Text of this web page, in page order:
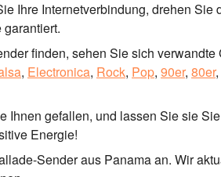
Ihre Internetverbindung, drehen
finden, sehen Sie sich
, Electronica, Rock, Pop, 90er, 80er,
Ihnen gefallen, und lassen Sie sie
Energie!
Sender aus Panama an. Wir